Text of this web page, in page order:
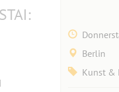
Berlin
Kunst &